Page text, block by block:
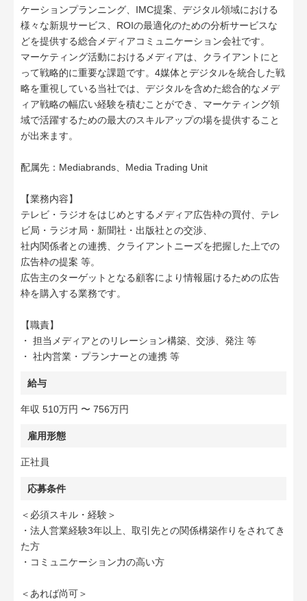
ケーションプランニング、IMC提案、デジタル領域における
様々な新規サービス、ROIの最適化のための分析サービスな
どを提供する総合メディアコミュニケーション会社です。
マーケティング活動におけるメディアは、クライアントにと
って戦略的に重要な課題です。4媒体とデジタルを統合した戦
略を重視している当社では、デジタルを含めた総合的なメデ
ィア戦略の幅広い経験を積むことができ、マーケティング領
域で活躍するための最大のスキルアップの場を提供すること
が出来ます。
配属先：Mediabrands、Media Trading Unit
【業務内容】
テレビ・ラジオをはじめとするメディア広告枠の買付、テレ
ビ局・ラジオ局・新聞社・出版社との交渉、
社内関係者との連携、クライアントニーズを把握した上での
広告枠の提案 等。
広告主のターゲットとなる顧客により情報届けるための広告
枠を購入する業務です。
【職責】
・ 担当メディアとのリレーション構築、交渉、発注 等
・ 社内営業・プランナーとの連携 等
給与
年収 510万円 〜 756万円
雇用形態
正社員
応募条件
＜必須スキル・経験＞
・法人営業経験3年以上、取引先との関係構築作りをされてき
た方
・コミュニケーション力の高い方
＜あれば尚可＞